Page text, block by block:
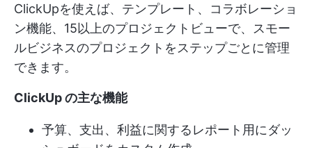
ClickUpを使えば、テンプレート、コラボレーショ
ン機能、15以上のプロジェクトビューで、スモー
ルビジネスのプロジェクトをステップごとに管理
できます。
ClickUp の主な機能
予算、支出、利益に関するレポート用にダッ